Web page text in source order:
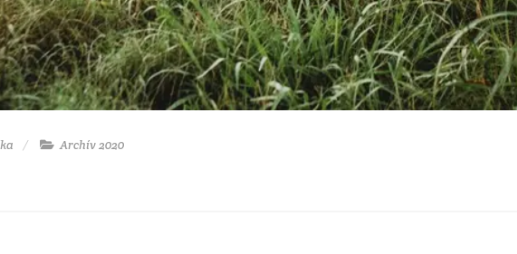
Archív 2020